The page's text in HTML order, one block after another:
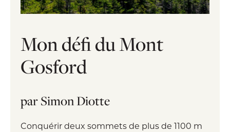
Mon défi du Mont
Gosford
par Simon Diotte
Conquérir deux sommets de plus de 1100 m